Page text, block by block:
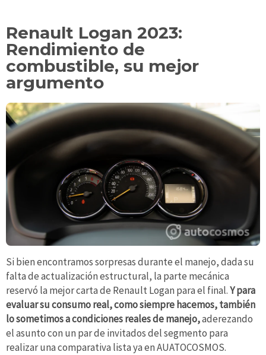
Renault Logan 2023:
Rendimiento de
combustible, su mejor
argumento
Si bien encontramos sorpresas durante el manejo, dada su
falta de actualización estructural, la parte mecánica
reservó la mejor carta de Renault Logan para el final.Y para
evaluar su consumo real, como siempre hacemos, también
lo sometimos a condiciones reales de manejo,aderezando
el asunto con un par de invitados del segmento para
realizar una comparativa lista ya en AUATOCOSMOS.